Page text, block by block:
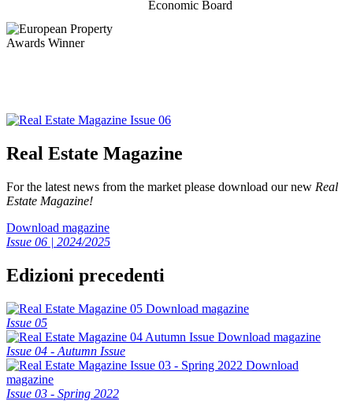
Real Estate Magazine
For the latest news from the market please download our new Real
Estate Magazine!
Download magazine
Issue 06 | 2024/2025
Edizioni precedenti
Download magazine
Issue 05
Download magazine
Issue 04 - Autumn Issue
Download
magazine
Issue 03 - Spring 2022